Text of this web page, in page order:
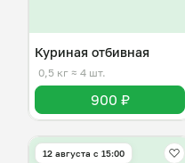
Куриная отбивная
0,5 кг ≈ 4 шт.
900 ₽
12 августа с 15:00